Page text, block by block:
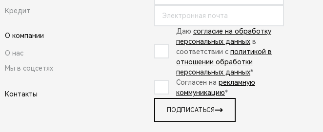
Кредит
О компании
О нас
Мы в соцсетях
Контакты
Даю согласие на обработку
персональных данных в
соответствии с политикой в
отношении обработки
персональных данных*
Согласен на рекламную
коммуникацию*
ПОДПИСАТЬСЯ